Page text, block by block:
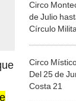
Circo
de Julio
Círculo
Circo
Del 25 de
Costa 21